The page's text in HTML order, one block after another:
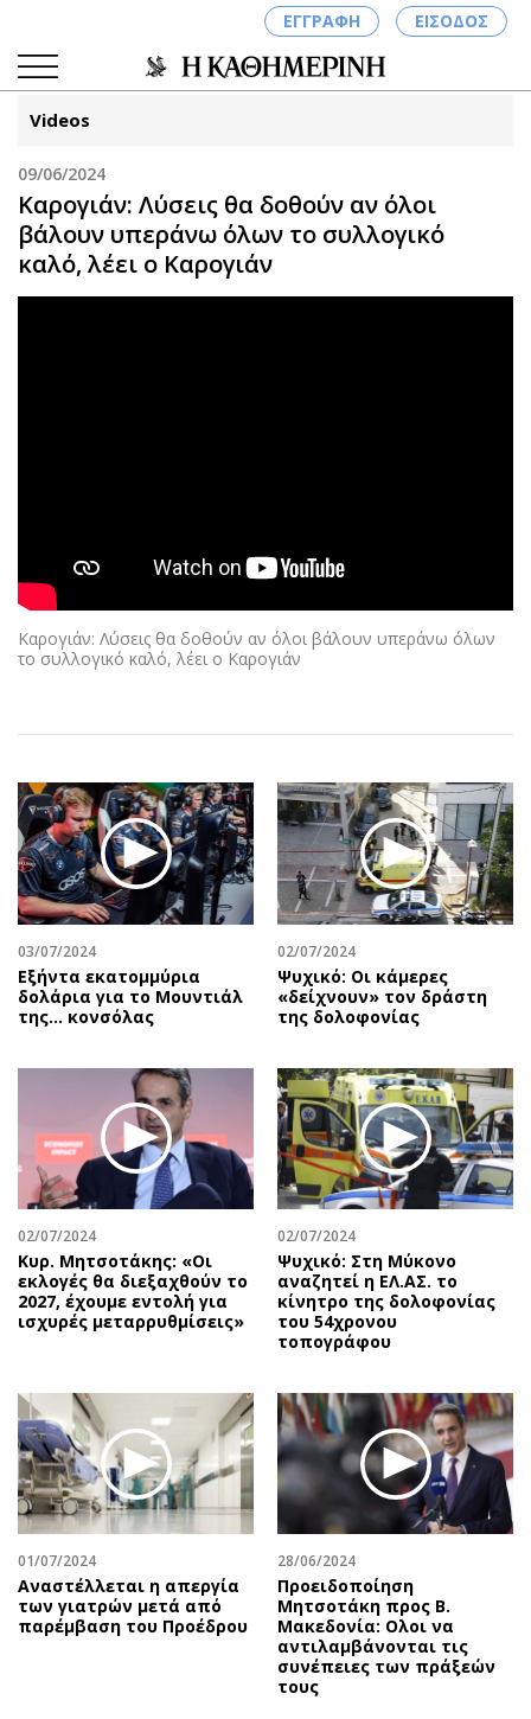
ΕΓΓΡΑΦΗ ΕΙΣΟΔΟΣ
ΚΑΤΗΓΟΡΙΕΣ ΣΥΝΔΕΣΗ
Κύπρος
Παιδεία
Κύπρος
Διεθνή
Real Estate
Επιχειρήσεις
Αγορές
Money Review
AstroBank Properties
Trends
Ενέργεια
Ναυτιλία
Περιβάλλον
Κόσμος
Παράξενα
Πολιτισμός
Σινεμά
Θέατρο-Χορός
Μουσική
Χειρόγραφα
Απόψεις
Geek
Social
Οικονομία
Γενικά
Αναδρομές
Πρόσωπα
Περιβάλλον
Good Life
Γυναίκα
Showbiz
Ταξίδια
Συνταγές
Έξοδος
Media
Εκπομπές
Wine routes
Podcasts
Uncut
Προσφορές
Επιστολές
Videos
09/06/2024
Καρογιάν: Λύσεις θα δοθούν αν όλοι
βάλουν υπεράνω όλων το συλλογικό
καλό, λέει ο Καρογιάν
Καρογιάν: Λύσεις θα δοθούν αν όλοι βάλουν υπεράνω όλων
το συλλογικό καλό, λέει ο Καρογιάν
03/07/2024
Εξήντα εκατομμύρια
δολάρια για το Μουντιάλ
της... κονσόλας
02/07/2024
Ψυχικό: Οι κάμερες
«δείχνουν» τον δράστη
της δολοφονίας
02/07/2024
Κυρ. Μητσοτάκης: «Οι
εκλογές θα διεξαχθούν το
2027, έχουμε εντολή για
ισχυρές μεταρρυθμίσεις»
02/07/2024
Ψυχικό: Στη Μύκονο
αναζητεί η ΕΛ.ΑΣ. το
κίνητρο της δολοφονίας
του 54χρονου
τοπογράφου
01/07/2024
Αναστέλλεται η απεργία
των γιατρών μετά από
παρέμβαση του Προέδρου
28/06/2024
Προειδοποίηση
Μητσοτάκη προς Β.
Μακεδονία: Ολοι να
αντιλαμβάνονται τις
συνέπειες των πράξεών
τους